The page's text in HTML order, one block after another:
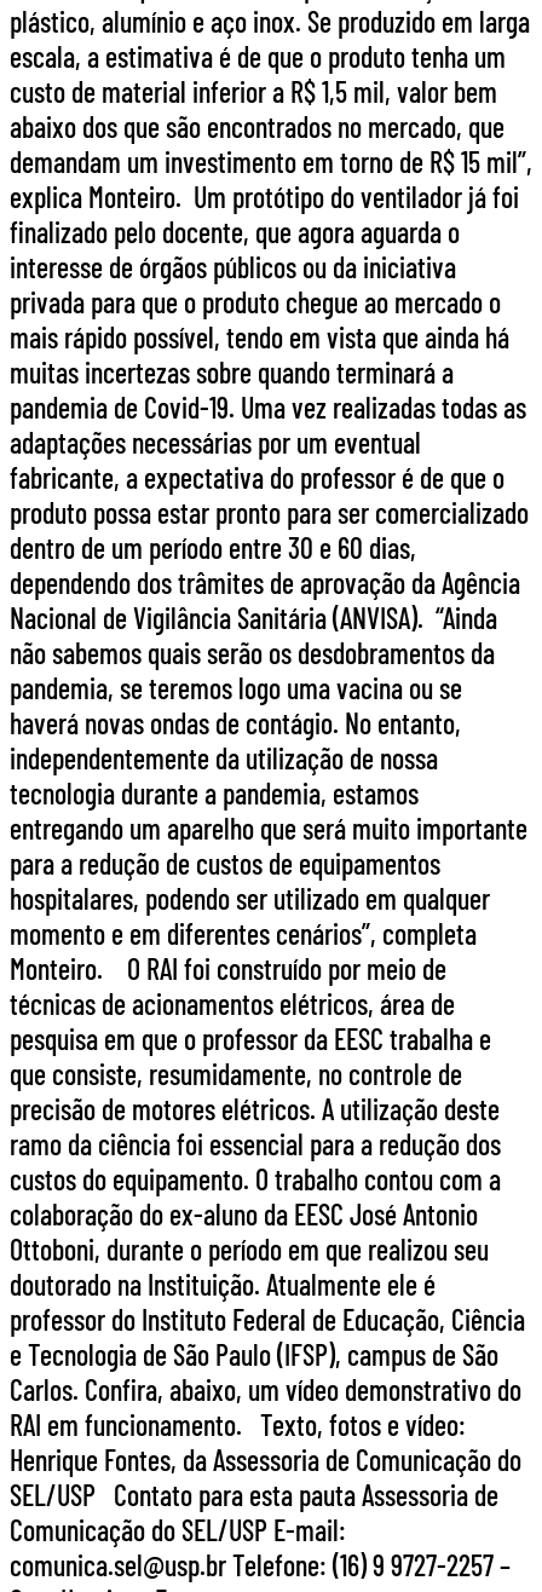
plástico, alumínio e aço inox. Se produzido em larga
escala, a estimativa é de que o produto tenha um
custo de material inferior a R$ 1,5 mil, valor bem
abaixo dos que são encontrados no mercado, que
demandam um investimento em torno de R$ 15 mil”,
explica Monteiro. Um protótipo do ventilador já foi
finalizado pelo docente, que agora aguarda o
interesse de órgãos públicos ou da iniciativa
privada para que o produto chegue ao mercado o
mais rápido possível, tendo em vista que ainda há
muitas incertezas sobre quando terminará a
pandemia de Covid-19. Uma vez realizadas todas as
adaptações necessárias por um eventual
fabricante, a expectativa do professor é de que o
produto possa estar pronto para ser comercializado
dentro de um período entre 30 e 60 dias,
dependendo dos trâmites de aprovação da Agência
Nacional de Vigilância Sanitária (ANVISA). “Ainda
não sabemos quais serão os desdobramentos da
pandemia, se teremos logo uma vacina ou se
haverá novas ondas de contágio. No entanto,
independentemente da utilização de nossa
tecnologia durante a pandemia, estamos
entregando um aparelho que será muito importante
para a redução de custos de equipamentos
hospitalares, podendo ser utilizado em qualquer
momento e em diferentes cenários”, completa
Monteiro. O RAI foi construído por meio de
técnicas de acionamentos elétricos, área de
pesquisa em que o professor da EESC trabalha e
que consiste, resumidamente, no controle de
precisão de motores elétricos. A utilização deste
ramo da ciência foi essencial para a redução dos
custos do equipamento. O trabalho contou com a
colaboração do ex-aluno da EESC José Antonio
Ottoboni, durante o período em que realizou seu
doutorado na Instituição. Atualmente ele é
professor do Instituto Federal de Educação, Ciência
e Tecnologia de São Paulo (IFSP), campus de São
Carlos. Confira, abaixo, um vídeo demonstrativo do
RAI em funcionamento. Texto, fotos e vídeo:
Henrique Fontes, da Assessoria de Comunicação do
SEL/USP Contato para esta pauta Assessoria de
Comunicação do SEL/USP E-mail:
comunica.sel@usp.br Telefone: (16) 9 9727-2257 –